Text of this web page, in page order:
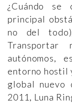
¿Cuándo se
principal
no del
Transportar
autónomos,
entorno hostil
global nuevo
2011, Luna